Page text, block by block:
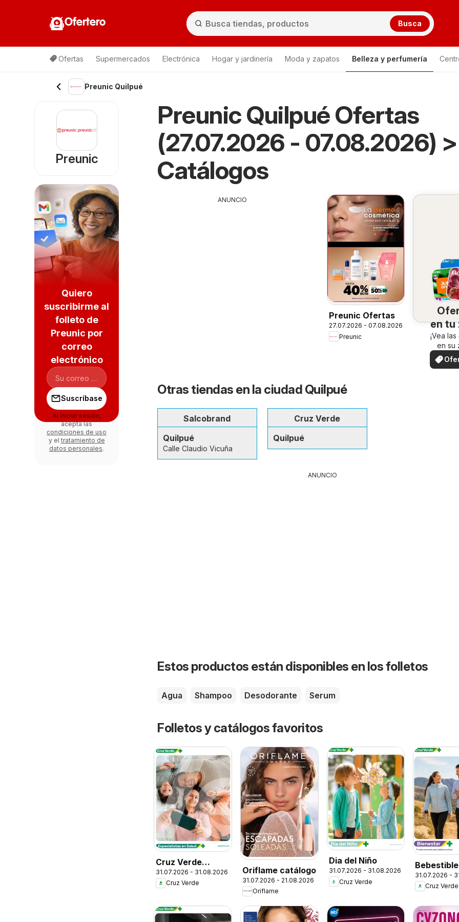
Ofertero Busca
Ofertas Supermercados Electrónica Hogar y jardinería Moda y zapatos Belleza y perfumería
Preunic Quilpué
Preunic Quilpué Ofertas
(27.07.2026 - 07.08.2026)
Catálogos
ANUNCIO
Preunic Ofertas
27.07.2026 - 07.08.2026
Preunic
en tu
¡Vea
en su
Otras tiendas en la ciudad Quilpué
Salcobrand
Quilpué
Calle Claudio Vicuña
Cruz Verde
Quilpué
ANUNCIO
Estos productos están disponibles en los folletos
Agua Shampoo Desodorante Serum
Folletos y catálogos favoritos
Cruz Verde
Descuentos
31.07.2026 - 31.08.2026
Cruz Verde
Oriflame catálogo
31.07.2026 - 21.08.2026
Oriflame
Dia del Niño
31.07.2026 - 31.08.2026
Cruz Verde
Snacks
31.07.2026 -
Cruz Verde
Preunic
Quiero
suscribirme al
folleto de
Preunic por
correo
electrónico
Suscríbase
Al iniciar sesión,
acepta las
condiciones de uso
y el tratamiento de
datos personales.